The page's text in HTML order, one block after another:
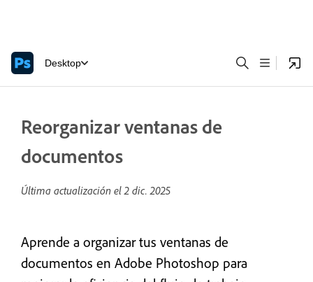
Desktop
Reorganizar ventanas de
documentos
Última actualización el2 dic. 2025
Aprende a organizar tus ventanas de
documentos en Adobe Photoshop para